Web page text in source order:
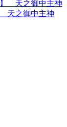
天之御中主神